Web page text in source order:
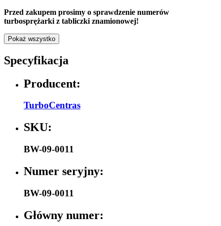
Przed zakupem prosimy o sprawdzenie numerów
turbosprężarki z tabliczki znamionowej!
Pokaż wszystko
Specyfikacja
Producent:
TurboCentras
SKU:
BW-09-0011
Numer seryjny:
BW-09-0011
Główny numer: